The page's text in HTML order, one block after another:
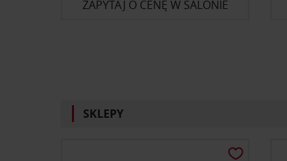
ZAPYTAJ O CENĘ W SALONIE
SKLEPY